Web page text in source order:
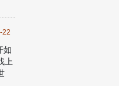
22
如
上